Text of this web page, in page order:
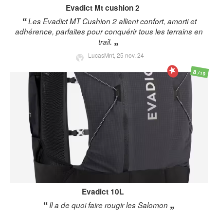
Evadict Mt cushion 2
Les Evadict MT Cushion 2 allient confort, amorti et
adhérence, parfaites pour conquérir tous les terrains en
trail.
LucasMnt, 25 nov. 24
Evadict 10L
Il a de quoi faire rougir les Salomon
8/10